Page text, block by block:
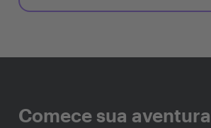
Comece sua